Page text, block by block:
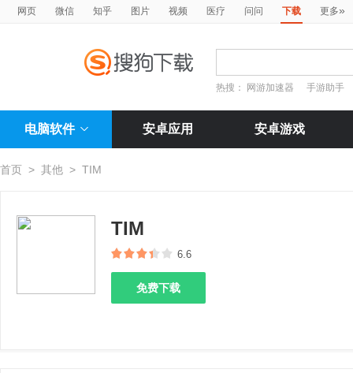
网页 微信 知乎 图片 视频 医疗 问问 下载 更多»
热搜： 网游加速器 手游助手
电脑软件 安卓应用 安卓游戏
首页 > 其他 > TIM
TIM
6.6
免费下载